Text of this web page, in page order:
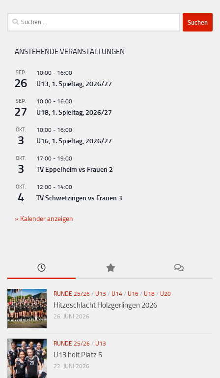
Suchen
nach:
ANSTEHENDE VERANSTALTUNGEN
SEP.
26
10:00 - 16:00
U13, 1. Spieltag, 2026/27
SEP.
27
10:00 - 16:00
U18, 1. Spieltag, 2026/27
OKT.
3
10:00 - 16:00
U16, 1. Spieltag, 2026/27
OKT.
3
17:00 - 19:00
TV Eppelheim vs Frauen 2
OKT.
4
12:00 - 14:00
TV Schwetzingen vs Frauen 3
Kalender anzeigen
RUNDE 25/26 / U13 / U14 / U16 / U18 / U20
Hitzeschlacht Holzgerlingen 2026
26. JUNI 2026
RUNDE 25/26 / U13
U13 holt Platz 5
22. JUNI 2026